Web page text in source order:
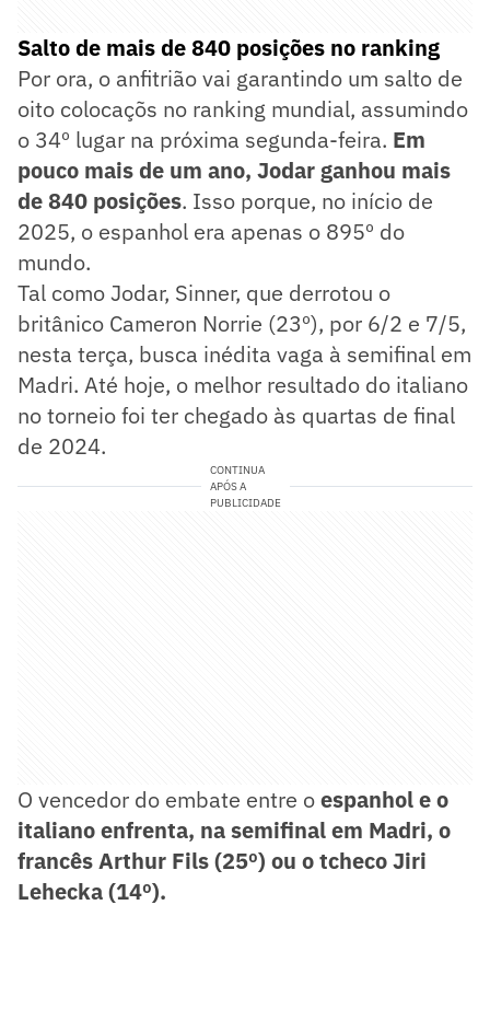
Salto de mais de 840 posições no ranking
Por ora, o anfitrião vai garantindo um salto de
oito colocaçõs no ranking mundial, assumindo
o 34º lugar na próxima segunda-feira. Em
pouco mais de um ano, Jodar ganhou mais
de 840 posições. Isso porque, no início de
2025, o espanhol era apenas o 895º do
mundo.
Tal como Jodar, Sinner, que derrotou o
britânico Cameron Norrie (23º), por 6/2 e 7/5,
nesta terça, busca inédita vaga à semifinal em
Madri. Até hoje, o melhor resultado do italiano
no torneio foi ter chegado às quartas de final
de 2024.
CONTINUA
APÓS A
PUBLICIDADE
O vencedor do embate entre oespanhol e o
italiano enfrenta, na semifinal em Madri, o
francês Arthur Fils (25º) ou o tcheco Jiri
Lehecka (14º).